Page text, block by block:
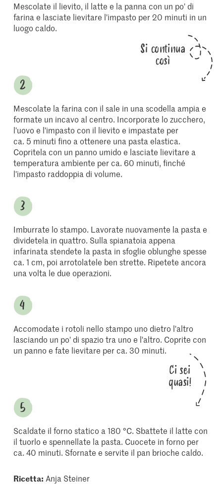
Mescolate il lievito, il latte e la panna con un po' di
farina e lasciate lievitare l'impasto per 20 minuti in un
luogo caldo.
Si continua
così
Mescolate la farina con il sale in una scodella ampia e
formate un incavo al centro. Incorporate lo zucchero,
l'uovo e l'impasto con il lievito e impastate per
ca. 5 minuti fino a ottenere una pasta elastica.
Copritela con un panno umido e lasciate lievitare a
temperatura ambiente per ca. 60 minuti, finché
l'impasto raddoppia di volume.
Imburrate lo stampo. Lavorate nuovamente la pasta e
dividetela in quattro. Sulla spianatoia appena
infarinata stendete la pasta in sfoglie oblunghe spesse
ca. 1 cm, poi arrotolatele ben strette. Ripetete ancora
una volta le due operazioni.
Accomodate i rotoli nello stampo uno dietro l'altro
lasciando un po' di spazio tra uno e l'altro. Coprite con
un panno e fate lievitare per ca. 30 minuti.
Ci sei
quasi!
Scaldate il forno statico a 180 °C. Sbattete il latte con
il tuorlo e spennellate la pasta. Cuocete in forno per
ca. 40 minuti. Sfornate e servite il pan brioche caldo.
Ricetta: Anja Steiner